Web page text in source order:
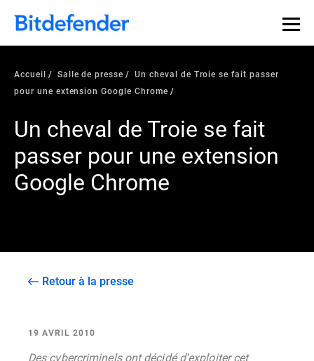
Accueil Salle de presse
Un cheval de Troie se fait passer
pour une extension Google Chrome
Un cheval de Troie se fait
passer pour une extension
Google Chrome
Retour à la presse
19 AVRIL 2010
Des cybercriminels ont décidé d'exploiter cet